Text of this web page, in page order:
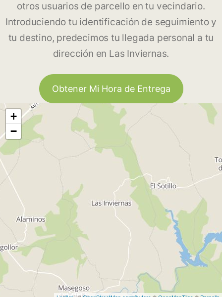
otros usuarios de parcello en tu vecindario.
Introduciendo tu identificación de seguimiento y
tu destino, predecimos tu llegada personal a tu
dirección en Las Inviernas.
Obtener Mi Hora de Entrega
+
−